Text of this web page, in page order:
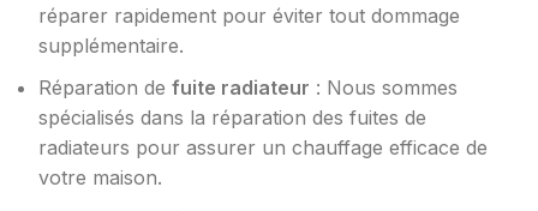
réparer rapidement pour éviter tout dommage
supplémentaire.
Réparation de fuite radiateur : Nous sommes
spécialisés dans la réparation des fuites de
radiateurs pour assurer un chauffage efficace de
votre maison.